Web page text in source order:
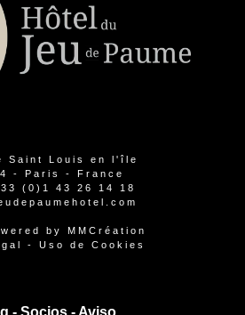
Saint Louis en l'île
- Paris - France
(0)1 43 26 14 18
by MMCréation
- Uso de Cookies